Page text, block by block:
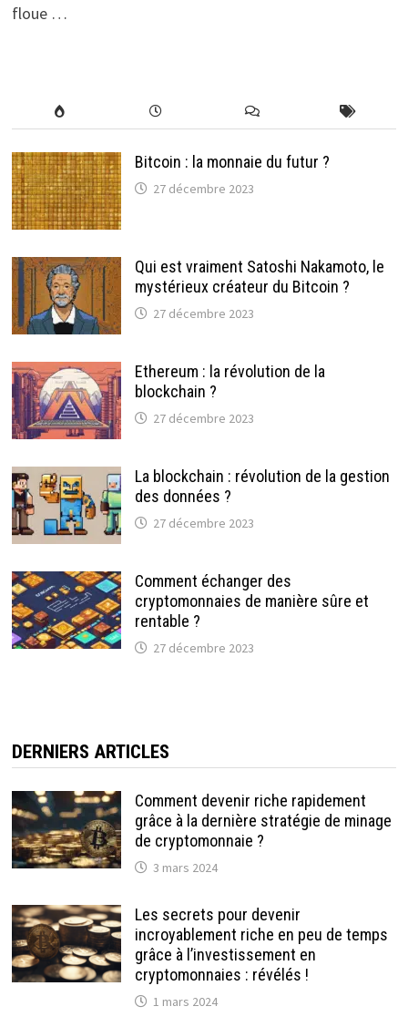
floue …
Bitcoin : la monnaie du futur ?
27 décembre 2023
Qui est vraiment Satoshi Nakamoto, le
mystérieux créateur du Bitcoin ?
27 décembre 2023
Ethereum : la révolution de la
blockchain ?
27 décembre 2023
La blockchain : révolution de la gestion
des données ?
27 décembre 2023
Comment échanger des
cryptomonnaies de manière sûre et
rentable ?
27 décembre 2023
DERNIERS ARTICLES
Comment devenir riche rapidement
grâce à la dernière stratégie de minage
de cryptomonnaie ?
3 mars 2024
Les secrets pour devenir
incroyablement riche en peu de temps
grâce à l’investissement en
cryptomonnaies : révélés !
1 mars 2024